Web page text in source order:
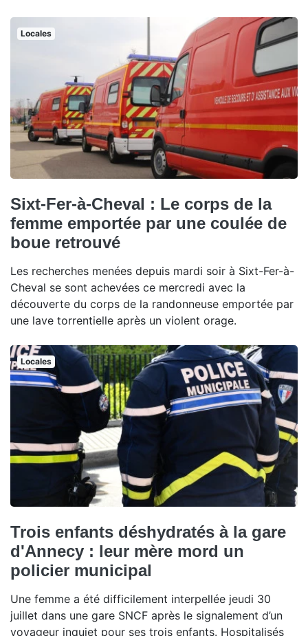
Locales
Sixt-Fer-à-Cheval : Le corps de la
femme emportée par une coulée de
boue retrouvé
Les recherches menées depuis mardi soir à Sixt-Fer-à-
Cheval se sont achevées ce mercredi avec la
découverte du corps de la randonneuse emportée par
une lave torrentielle après un violent orage.
Locales
Trois enfants déshydratés à la gare
d'Annecy : leur mère mord un
policier municipal
Une femme a été difficilement interpellée jeudi 30
juillet dans une gare SNCF après le signalement d’un
voyageur inquiet pour ses trois enfants. Hospitalisés